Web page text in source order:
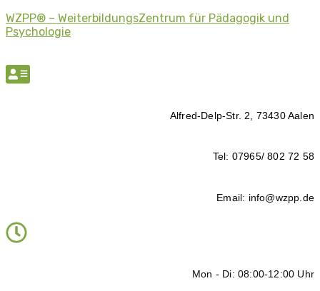
WZPP® – WeiterbildungsZentrum für Pädagogik und
Psychologie
Alfred-Delp-Str. 2, 73430 Aalen
Tel: 07965/ 802 72 58
Email: info@wzpp.de
Mon - Di: 08:00-12:00 Uhr